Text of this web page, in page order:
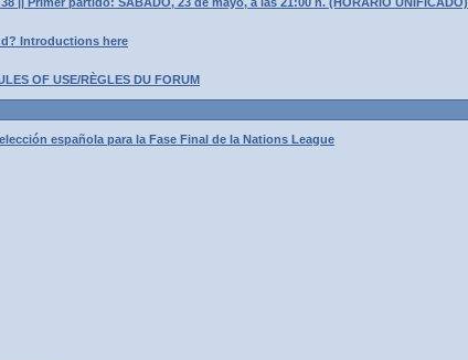
Introductions here
OF USE/RÈGLES DU FORUM
española para la Fase Final de la Nations League